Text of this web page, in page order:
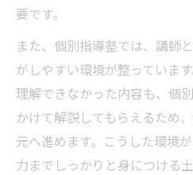
要です。
また、個別指導塾では、講師
がしやすい環境が整っていま
理解できなかった内容も、個
かけて解説してもらえるため
元へ進めます。こうした環境
力までしっかりと身につける